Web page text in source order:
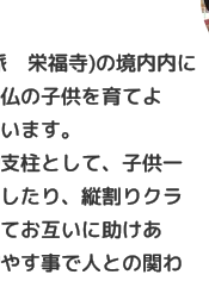
栄福寺)の境内内に
の子供を育てよ
ます。
柱として、子供一
たり、縦割りクラ
お互いに助けあ
す事で人との関わ